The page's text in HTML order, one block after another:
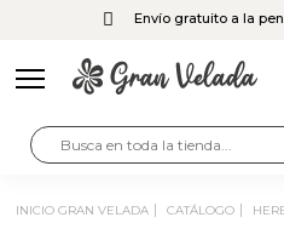
Envío gratuito a la
INICIO GRAN VELADA CATÁLOGO